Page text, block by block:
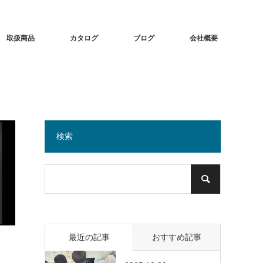
取扱商品 カタログ ブログ 会社概要
検索
最近の記事 おすすめ記事